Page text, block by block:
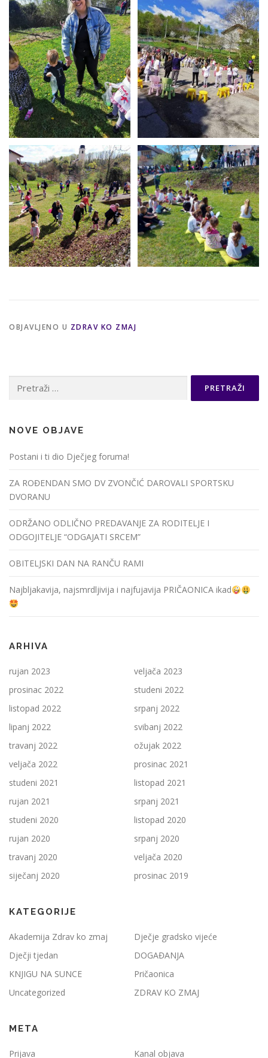
OBJAVLJENO U ZDRAV KO ZMAJ
NOVE OBJAVE
Postani i ti dio Dječjeg foruma!
ZA ROĐENDAN SMO DV ZVONČIĆ DAROVALI SPORTSKU
DVORANU
ODRŽANO ODLIČNO PREDAVANJE ZA RODITELJE I
ODGOJITELJE “ODGAJATI SRCEM”
OBITELJSKI DAN NA RANČU RAMI
Najbljakavija, najsmrdljivija i najfujavija PRIČAONICA ikad
ARHIVA
rujan 2023
veljača 2023
prosinac 2022
studeni 2022
listopad 2022
srpanj 2022
lipanj 2022
svibanj 2022
travanj 2022
ožujak 2022
veljača 2022
prosinac 2021
studeni 2021
listopad 2021
rujan 2021
srpanj 2021
studeni 2020
listopad 2020
rujan 2020
srpanj 2020
travanj 2020
veljača 2020
siječanj 2020
prosinac 2019
KATEGORIJE
Akademija Zdrav ko zmaj
Dječje gradsko vijeće
Dječji tjedan
DOGAĐANJA
KNJIGU NA SUNCE
Pričaonica
Uncategorized
ZDRAV KO ZMAJ
META
Prijava Kanal objava